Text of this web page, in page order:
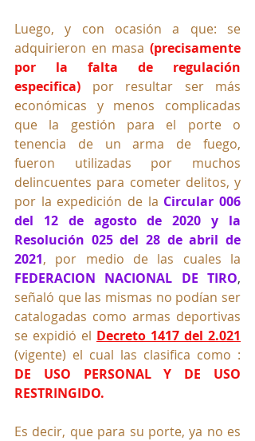
Luego, y con ocasión a que: se
adquirieron en masa (precisamente
por la falta de regulación
especifica)
por resultar ser más
económicas y menos complicadas
que la gestión para el porte o
tenencia de un arma de fuego,
fueron utilizadas por muchos
delincuentes para cometer delitos, y
por la expedición de la Circular 006
del 12 de agosto de 2020 y la
Resolución 025 del 28 de abril de
2021
FEDERACION NACIONAL DE TIRO,
señaló que las mismas no podían ser
catalogadas como armas deportivas
se expidió el Decreto 1417 del 2.021
DE USO PERSONAL Y DE USO
RESTRINGIDO.
Es decir, que para su porte, ya no es